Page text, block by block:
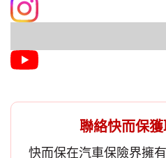
聯絡快而保
快而保在汽車保險界擁